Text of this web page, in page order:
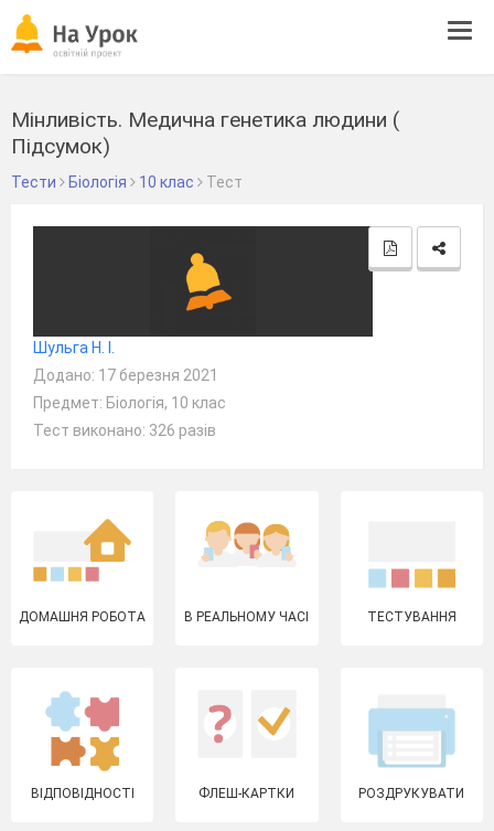
Мінливість. Медична генетика людини (
Підсумок)
Тести Біологія 10 клас Тест
Шульга Н. І.
Додано: 17 березня 2021
Предмет: Біологія, 10 клас
Тест виконано: 326 разів
ДОМАШНЯ РОБОТА В РЕАЛЬНОМУ ЧАСІ ТЕСТУВАННЯ
ВІДПОВІДНОСТІ ФЛЕШ-КАРТКИ РОЗДРУКУВАТИ